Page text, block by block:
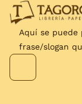
Aquí se puede
frase/slogan